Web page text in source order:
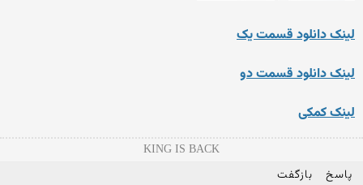
لینک دانلود قسمت یک
لینک دانلود قسمت دو
لینک کمکی
KING IS BACK
پاسخ بازگفت